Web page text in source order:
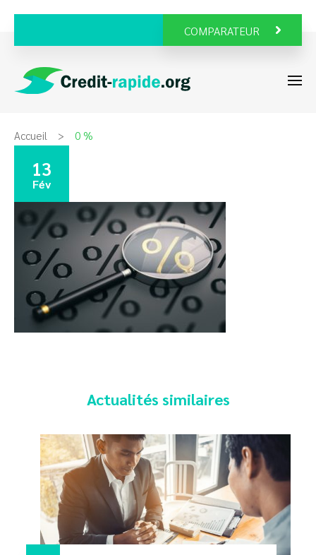
COMPARATEUR
Accueil 0 %
0 %13
Fév
Actualités similaires